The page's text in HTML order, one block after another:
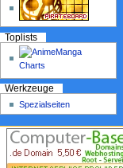
Toplists
Werkzeuge
Spezialseiten